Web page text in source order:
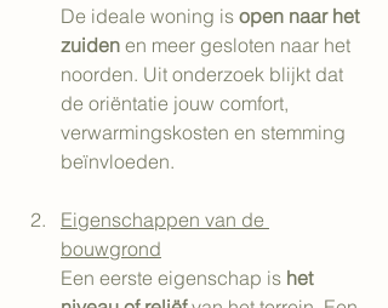
De ideale woning is open naar het
zuiden en meer gesloten naar het
noorden. Uit onderzoek blijkt dat
de oriëntatie jouw comfort,
verwarmingskosten en stemming
beïnvloeden.
Eigenschappen van de
bouwgrond
Een eerste eigenschap is het